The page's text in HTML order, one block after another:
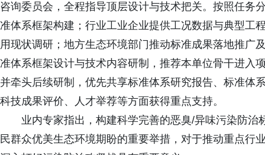
咨询委员会，全程指导顶层设计与技术把关。按照任务
准体系框架构建；行业工业企业提供工况数据与典型工
用现状调研；地方生态环境部门推动标准成果落地推广
准体系框架设计与技术内容研制，推荐本单位骨干进入
并牵头后续研制，优先共享标准体系研究报告、标准体
科技成果评价、人才举荐等方面获得重点支持。
业内专家指出，构建科学完善的恶臭/异味污染防
民群众优美生态环境期盼的重要举措，对于推动重点行